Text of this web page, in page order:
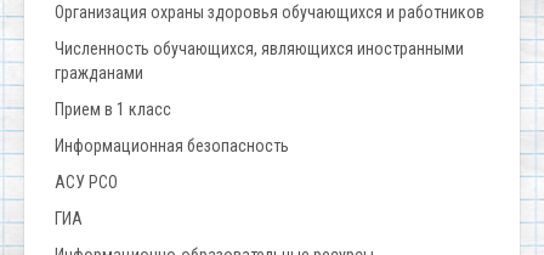
Организация охраны здоровья обучающихся и работников
Численность обучающихся, являющихся иностранными
гражданами
Прием в 1 класс
Информационная безопасность
АСУ РСО
ГИА